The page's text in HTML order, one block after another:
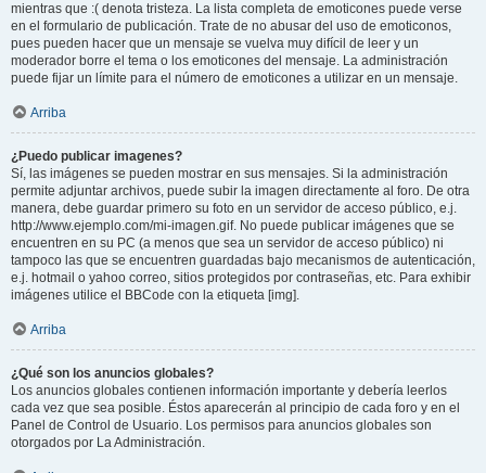
mientras que :( denota tristeza. La lista completa de emoticones puede verse
en el formulario de publicación. Trate de no abusar del uso de emoticonos,
pues pueden hacer que un mensaje se vuelva muy difícil de leer y un
moderador borre el tema o los emoticones del mensaje. La administración
puede fijar un límite para el número de emoticones a utilizar en un mensaje.
Arriba
¿Puedo publicar imagenes?
Sí, las imágenes se pueden mostrar en sus mensajes. Si la administración
permite adjuntar archivos, puede subir la imagen directamente al foro. De otra
manera, debe guardar primero su foto en un servidor de acceso público, e.j.
http://www.ejemplo.com/mi-imagen.gif. No puede publicar imágenes que se
encuentren en su PC (a menos que sea un servidor de acceso público) ni
tampoco las que se encuentren guardadas bajo mecanismos de autenticación,
e.j. hotmail o yahoo correo, sitios protegidos por contraseñas, etc. Para exhibir
imágenes utilice el BBCode con la etiqueta [img].
Arriba
¿Qué son los anuncios globales?
Los anuncios globales contienen información importante y debería leerlos
cada vez que sea posible. Éstos aparecerán al principio de cada foro y en el
Panel de Control de Usuario. Los permisos para anuncios globales son
otorgados por La Administración.